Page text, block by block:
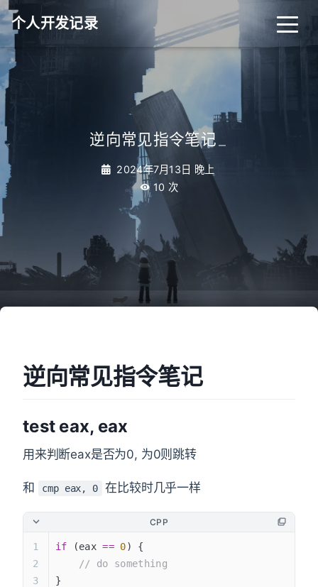
个人开发记录
逆向常见指令笔记
2024年7月13日 晚上
10 次
逆向常见指令笔记
test eax, eax
用来判断eax是否为0, 为0则跳转
和 cmp eax, 0 在比较时几乎一样
CPP
if (eax == 0) {
    // do something
}